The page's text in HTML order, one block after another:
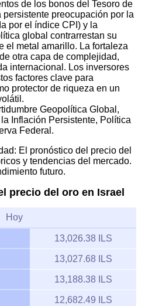
de los bonos del Tesoro de
persistente preocupación por la
por el índice CPI) y la
global contrarrestan su
el metal amarillo. La fortaleza
otra capa de complejidad,
internacional. Los inversores
factores clave para
protector de riqueza en un
Geopolítica Global,
Inflación Persistente, Política
Federal.
El pronóstico del precio del
y tendencias del mercado.
futuro.
precio del oro en Israel
Hoy
13,026.38 ILS
13,027.68 ILS
13,188.38 ILS
12,682.49 ILS